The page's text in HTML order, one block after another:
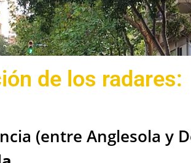
de los radares:
(entre Anglesola y